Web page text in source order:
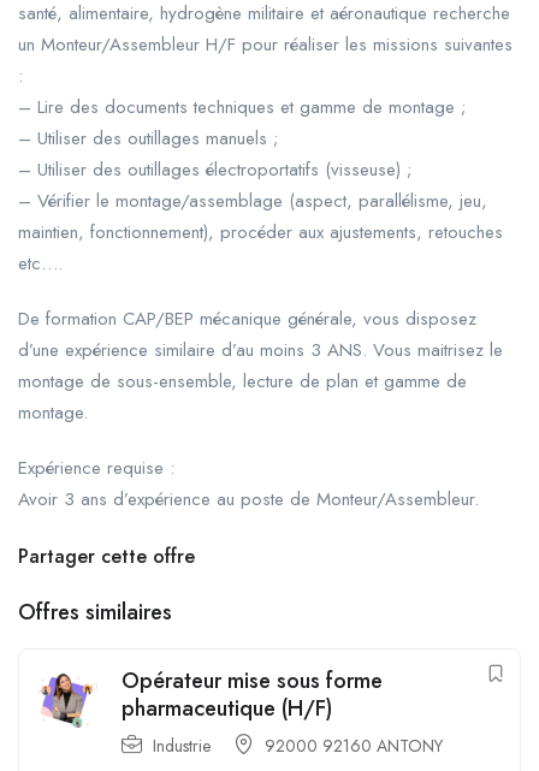
santé, alimentaire, hydrogène militaire et aéronautique recherche
un Monteur/Assembleur H/F pour réaliser les missions suivantes
:
– Lire des documents techniques et gamme de montage ;
– Utiliser des outillages manuels ;
– Utiliser des outillages électroportatifs (visseuse) ;
– Vérifier le montage/assemblage (aspect, parallélisme, jeu,
maintien, fonctionnement), procéder aux ajustements, retouches
etc….
De formation CAP/BEP mécanique générale, vous disposez
d’une expérience similaire d’au moins 3 ANS. Vous maitrisez le
montage de sous-ensemble, lecture de plan et gamme de
montage.
Expérience requise :
Avoir 3 ans d’expérience au poste de Monteur/Assembleur.
Partager cette offre
Offres similaires
Opérateur mise sous forme
pharmaceutique (H/F)
Industrie 92000 92160 ANTONY